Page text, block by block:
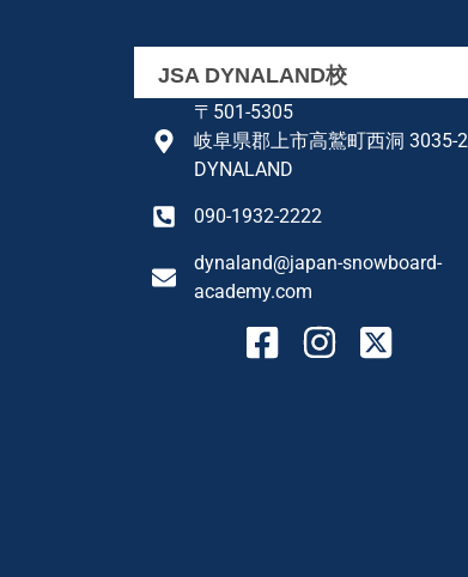
JSA DYNALAND校
〒501-5305
岐阜県郡上市高鷲町西洞 3035-2
DYNALAND
090-1932-2222
dynaland@japan-snowboard-
academy.com